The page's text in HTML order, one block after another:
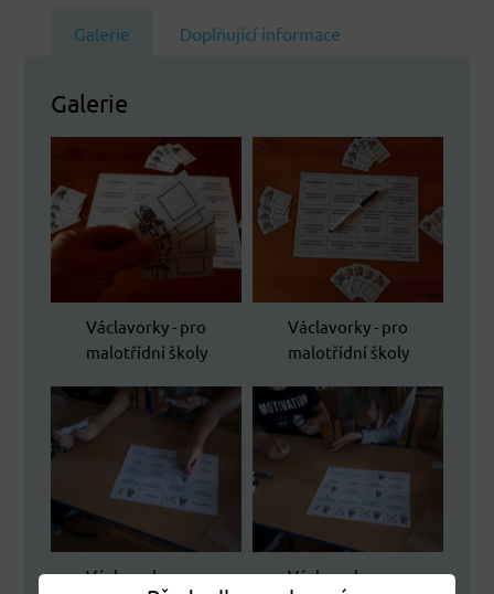
Galerie Doplňující informace
Galerie
Václavorky - pro
malotřídní školy
Václavorky - pro
malotřídní školy
Václavorky - pro
Václavorky - pro